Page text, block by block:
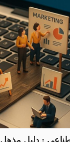
: دليل مذهل 2026